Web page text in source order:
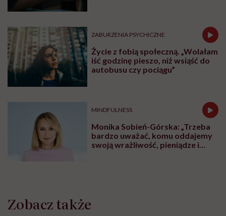
ZABURZENIA PSYCHICZNE
Życie z fobią społeczną. „Wolałam
iść godzinę pieszo, niż wsiąść do
autobusu czy pociągu”
MINDFULNESS
Monika Sobień-Górska: „Trzeba
bardzo uważać, komu oddajemy
swoją wrażliwość, pieniądze i
Zobacz także